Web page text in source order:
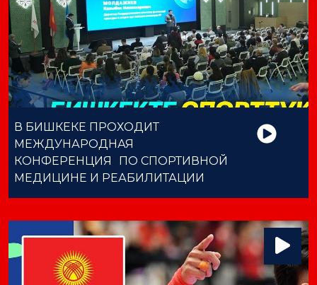
В БИШКЕКЕ ПРОХОДИТ
МЕЖДУНАРОДНАЯ
КОНФЕРЕНЦИЯ ПО СПОРТИВНОЙ
МЕДИЦИНЕ И РЕАБИЛИТАЦИИ